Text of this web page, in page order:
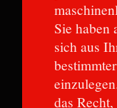
Sie haben
sich aus
das